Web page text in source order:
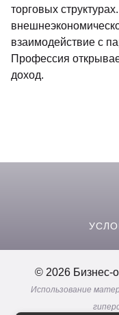
торговых
взаимодействие с
Профессия
доход.
© 2026 Бизнес-
Использование